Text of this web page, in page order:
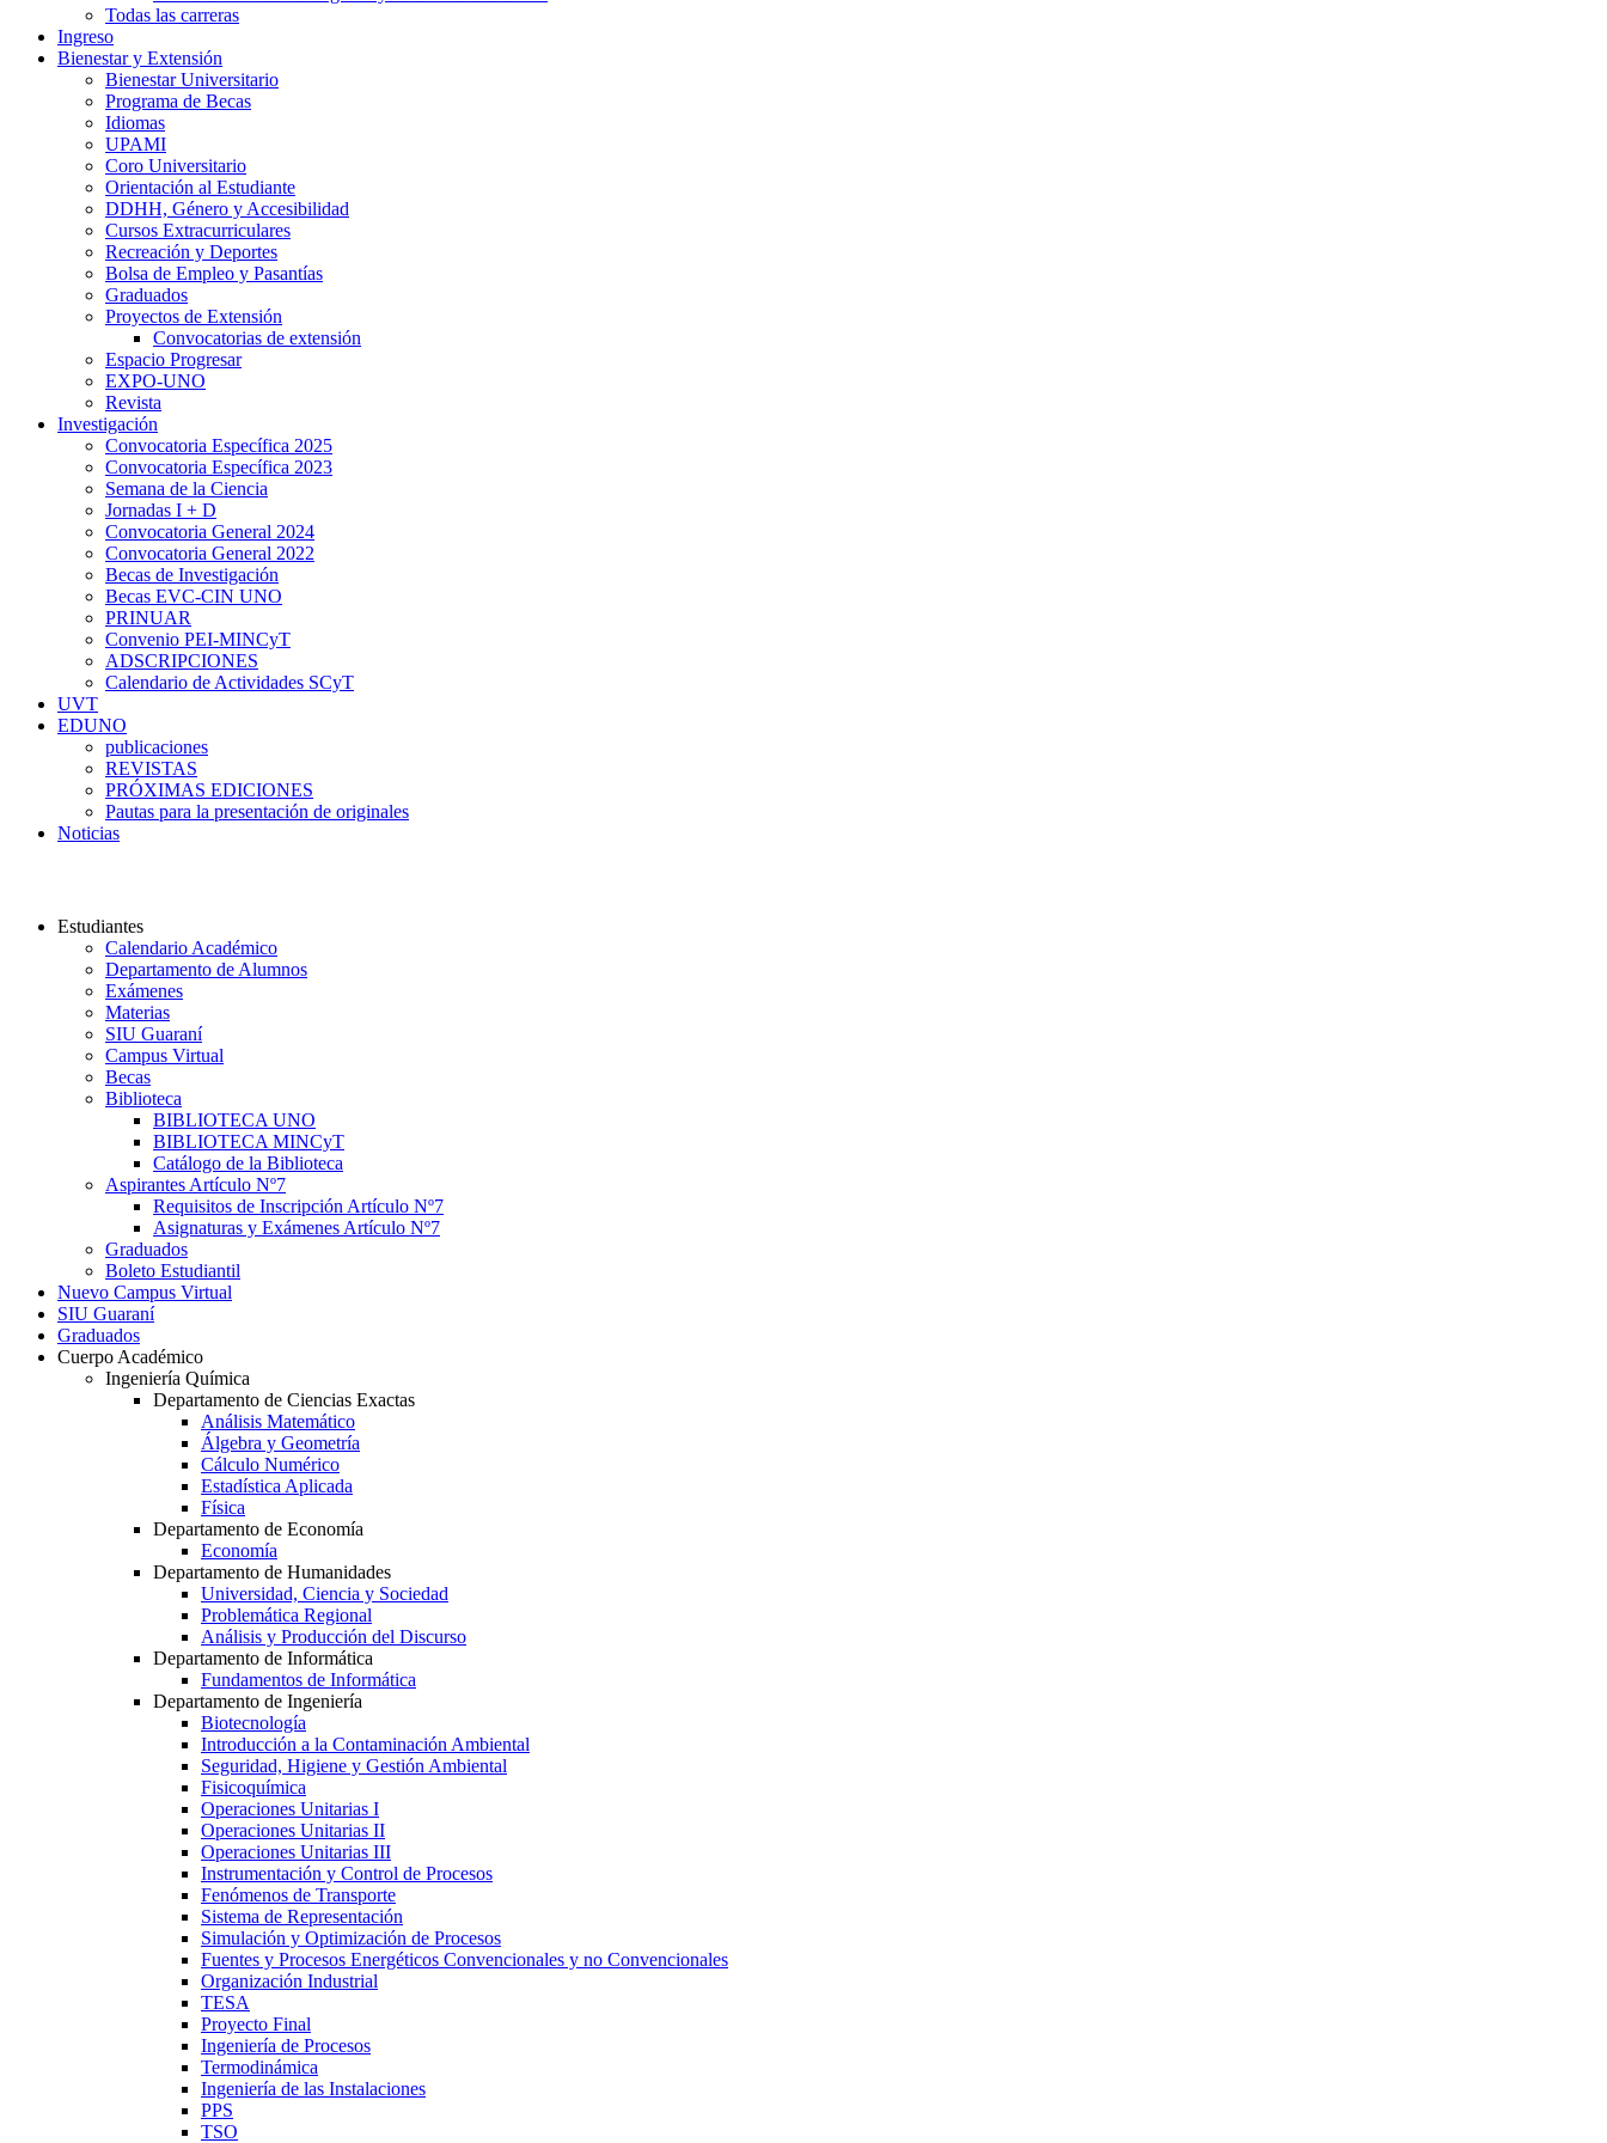
Todas las carreras
Ingreso
Bienestar y Extensión
Bienestar Universitario
Programa de Becas
Idiomas
UPAMI
Coro Universitario
Orientación al Estudiante
DDHH, Género y Accesibilidad
Cursos Extracurriculares
Recreación y Deportes
Bolsa de Empleo y Pasantías
Graduados
Proyectos de Extensión
Convocatorias de extensión
Espacio Progresar
EXPO-UNO
Revista
Investigación
Convocatoria Específica 2025
Convocatoria Específica 2023
Semana de la Ciencia
Jornadas I + D
Convocatoria General 2024
Convocatoria General 2022
Becas de Investigación
Becas EVC-CIN UNO
PRINUAR
Convenio PEI-MINCyT
ADSCRIPCIONES
Calendario de Actividades SCyT
UVT
EDUNO
publicaciones
REVISTAS
PRÓXIMAS EDICIONES
Pautas para la presentación de originales
Noticias
Estudiantes
Calendario Académico
Departamento de Alumnos
Exámenes
Materias
SIU Guaraní
Campus Virtual
Becas
Biblioteca
BIBLIOTECA UNO
BIBLIOTECA MINCyT
Catálogo de la Biblioteca
Aspirantes Artículo Nº7
Requisitos de Inscripción Artículo Nº7
Asignaturas y Exámenes Artículo Nº7
Graduados
Boleto Estudiantil
Nuevo Campus Virtual
SIU Guaraní
Graduados
Cuerpo Académico
Ingeniería Química
Departamento de Ciencias Exactas
Análisis Matemático
Álgebra y Geometría
Cálculo Numérico
Estadística Aplicada
Física
Departamento de Economía
Economía
Departamento de Humanidades
Universidad, Ciencia y Sociedad
Problemática Regional
Análisis y Producción del Discurso
Departamento de Informática
Fundamentos de Informática
Departamento de Ingeniería
Biotecnología
Introducción a la Contaminación Ambiental
Seguridad, Higiene y Gestión Ambiental
Fisicoquímica
Operaciones Unitarias I
Operaciones Unitarias II
Operaciones Unitarias III
Instrumentación y Control de Procesos
Fenómenos de Transporte
Sistema de Representación
Simulación y Optimización de Procesos
Fuentes y Procesos Energéticos Convencionales y no Convencionales
Organización Industrial
TESA
Proyecto Final
Ingeniería de Procesos
Termodinámica
Ingeniería de las Instalaciones
PPS
TSO